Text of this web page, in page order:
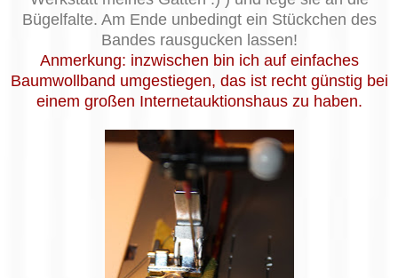
Bügelfalte. Am Ende unbedingt ein Stückchen des
Bandes rausgucken lassen!
Anmerkung: inzwischen bin ich auf einfaches
Baumwollband umgestiegen, das ist recht günstig bei
einem großen Internetauktionshaus zu haben.